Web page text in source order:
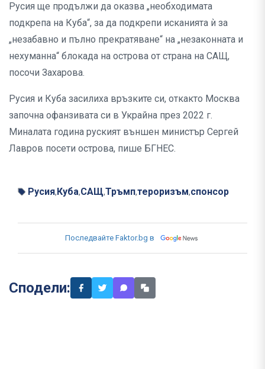
Русия ще продължи да оказва „необходимата
подкрепа на Куба“, за да подкрепи исканията ѝ за
„незабавно и пълно прекратяване“ на „незаконната и
нехуманна“ блокада на острова от страна на САЩ,
посочи Захарова.
Русия и Куба засилиха връзките си, откакто Москва
започна офанзивата си в Украйна през 2022 г.
Миналата година руският външен министър Сергей
Лавров посети острова, пише БГНЕС.
Русия, Куба,САЩ,Тръмп,тероризъм,спонсор
Последвайте Faktor.bg в
Сподели: